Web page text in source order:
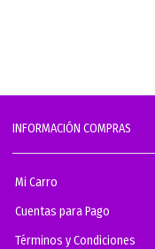
INFORMACIÓN COMPRAS
Mi Carro
Cuentas para Pago
Términos y Condiciones